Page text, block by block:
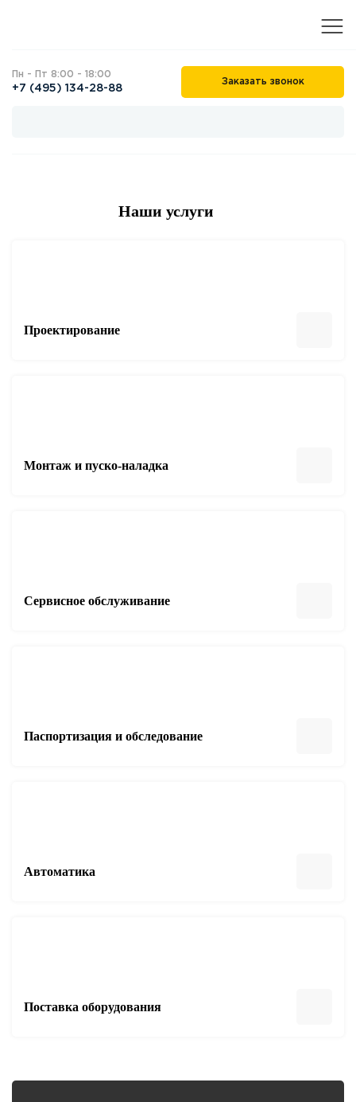
Пн - Пт 8:00 - 18:00
+7 (495) 134-28-88
Заказать звонок
Наши услуги
Проектирование
Монтаж и пуско-наладка
Сервисное обслуживание
Паспортизация и обследование
Автоматика
Поставка оборудования